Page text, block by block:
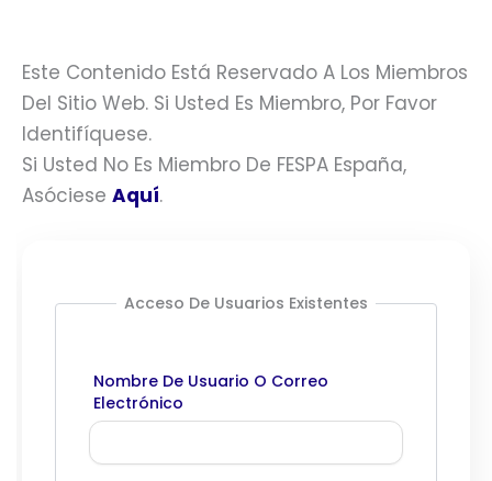
Este Contenido Está Reservado A Los Miembros
Del Sitio Web. Si Usted Es Miembro, Por Favor
Identifíquese.
Si Usted No Es Miembro De FESPA España,
Asóciese Aquí.
Acceso De Usuarios Existentes
Nombre De Usuario O Correo
Electrónico